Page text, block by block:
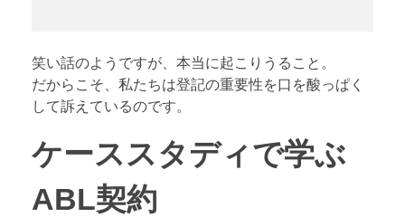
笑い話のようですが、本当に起こりうること。
だからこそ、私たちは登記の重要性を口を酸っぱく
して訴えているのです。
ケーススタディで学ぶ
ABL契約